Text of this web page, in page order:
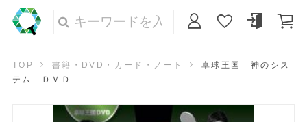
TOP 書籍・DVD・カード・ノート
卓球王国 神のシス
テム ＤＶＤ